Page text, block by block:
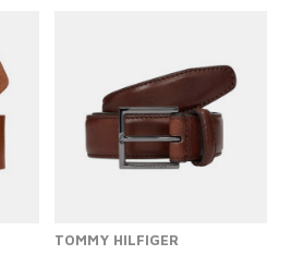
offrir résistance et élégance.
ceinture habillée
pour accompagner un
pour vos looks quotidiens ou un
vous propose des créations adaptées à
qui reflète votre personnalité tout
votre silhouette.
de ceintures avec les marquesTommy
TOMMY HILFIGER